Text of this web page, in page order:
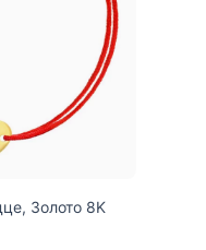
Золото 8K